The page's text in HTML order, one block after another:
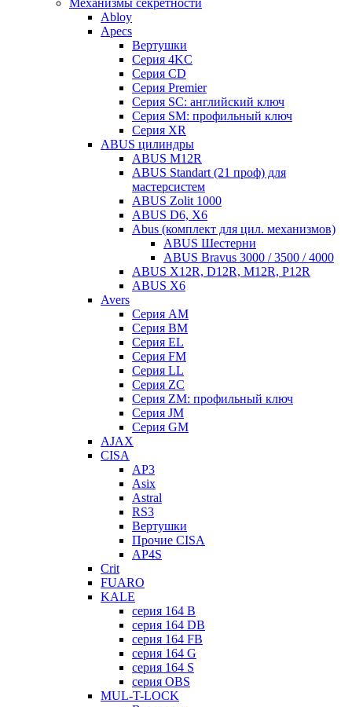
Механизмы секретности
Abloy
Apecs
Вертушки
Серия 4KC
Серия CD
Серия Premier
Серия SC: английский ключ
Серия SM: профильный ключ
Серия XR
ABUS цилиндры
ABUS M12R
ABUS Standart (21 проф) для
мастерсистем
ABUS Zolit 1000
ABUS D6, X6
Abus (комплект для цил. механизмов)
ABUS Шестерни
ABUS Bravus 3000 / 3500 / 4000
ABUS X12R, D12R, M12R, P12R
ABUS X6
Avers
Серия AM
Серия BM
Серия EL
Серия FM
Серия LL
Серия ZC
Серия ZM: профильный ключ
Серия JM
Серия GM
AJAX
CISA
AP3
Asix
Astral
RS3
Вертушки
Прочие CISA
AP4S
Crit
FUARO
KALE
серия 164 B
серия 164 DB
серия 164 FB
серия 164 G
серия 164 S
серия OBS
MUL-T-LOCK